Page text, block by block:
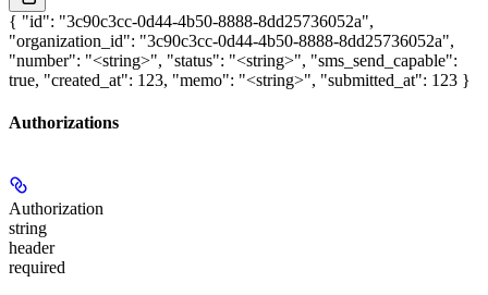
{ "id": "3c90c3cc-0d44-4b50-8888-8dd25736052a",
"organization_id": "3c90c3cc-0d44-4b50-8888-8dd25736052a",
"number": "<string>", "status": "<string>", "sms_send_capable":
true, "created_at": 123, "memo": "<string>", "submitted_at": 123 }
Authorizations
Authorization
string
header
required